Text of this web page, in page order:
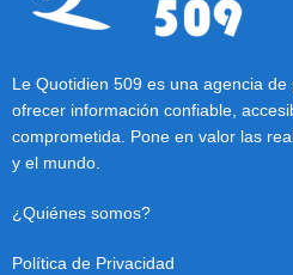
Le Quotidien 509 es una agencia
ofrecer información confiable,
comprometida. Pone en valor las
y el mundo.
¿Quiénes somos?
Política de Privacidad